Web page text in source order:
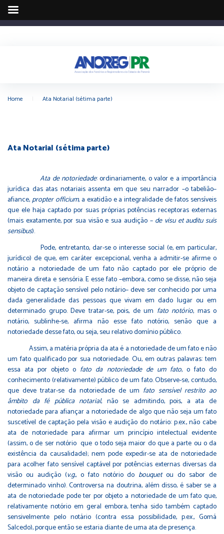
Home Ata Notarial (sétima parte)
Ata Notarial (sétima parte)
Ata de notoriedade: ordinariamente, o valor e a importância
jurídica das atas notariais assenta em que seu narrador –o tabelião–
afiance,propter officium, a exatidão e a integralidade de fatos sensíveis
que ele haja captado por suas próprias potências receptoras externas
(mais exatamente, por sua visão e sua audição –de visu et auditu suis
sensibus).
Pode, entretanto, dar-se o interesse social (e, em particular,
jurídico) de que, em caráter excepcional, venha a admitir-se afirme o
notário a notoriedade de um fato não captado por ele próprio de
maneira direta e sensória. E esse fato –embora, como se disse, não seja
objeto de captação sensível pelo notário– deve ser conhecido por uma
dada generalidade das pessoas que vivam em dado lugar ou em
determinado grupo. Deve tratar-se, pois, de um fato notório, mas o
notário, sublinhe-se, afirma não esse fato notório, senão que a
notoriedade desse fato, ou seja, seu relativo domínio público.
Assim, a matéria própria da ata é a notoriedade de um fato e não
um fato qualificado por sua notoriedade. Ou, em outras palavras: tem
essa ata por objeto o fato da notoriedade de um fato, o fato do
conhecimento (relativamente) público de um fato. Observe-se, contudo,
que deve tratar-se da notoriedade de um fato sensível restrito ao
âmbito da fé pública notarial, não se admitindo, pois, a ata de
notoriedade para afiançar a notoriedade de algo que não seja um fato
suscetível de captação pela visão e audição do notário: p.ex., não cabe
ata de notoriedade para afirmar um princípio intelectual evidente
(assim, o de ser notório que o todo seja maior do que a parte ou o da
existência da causalidade); nem pode expedir-se ata de notoriedade
para acolher fato sensível captável por potências externas diversas da
visão ou audição (v.g., o fato notório do bouquetou do sabor de
determinado vinho). Controversa na doutrina, além disso, é saber se a
ata de notoriedade pode ter por objeto a notoriedade de um fato que,
relativamente notório em geral embora, tenha sido também captado
sensivelmente pelo notário (contra essa possibilidade, p.ex., Gomá
Salcedo), porque então se estaria diante de uma ata de presença.